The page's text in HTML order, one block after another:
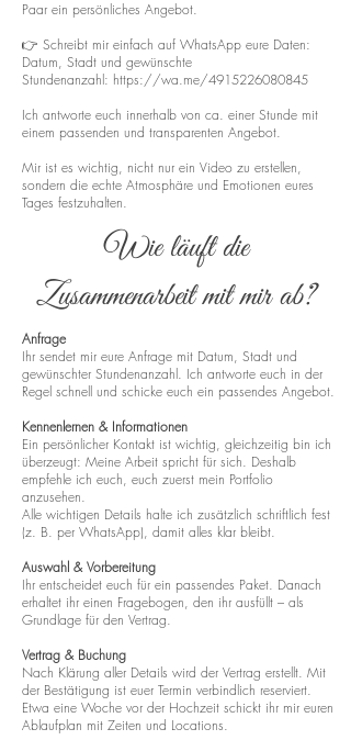
Paar ein persönliches Angebot.
👉 Schreibt mir einfach auf WhatsApp eure Daten:
Datum, Stadt und gewünschte
Stundenanzahl: https://wa.me/4915226080845
Ich antworte euch innerhalb von ca. einer Stunde mit
einem passenden und transparenten Angebot.
Mir ist es wichtig, nicht nur ein Video zu erstellen,
sondern die echte Atmosphäre und Emotionen eures
Tages festzuhalten.
Wie läuft die
Zusammenarbeit mit mir ab?
Anfrage
Ihr sendet mir eure Anfrage mit Datum, Stadt und
gewünschter Stundenanzahl. Ich antworte euch in der
Regel schnell und schicke euch ein passendes Angebot.
Kennenlernen & Informationen
Ein persönlicher Kontakt ist wichtig, gleichzeitig bin ich
überzeugt: Meine Arbeit spricht für sich. Deshalb
empfehle ich euch, euch zuerst mein Portfolio
anzusehen.
Alle wichtigen Details halte ich zusätzlich schriftlich fest
(z. B. per WhatsApp), damit alles klar bleibt.
Auswahl & Vorbereitung
Ihr entscheidet euch für ein passendes Paket. Danach
erhaltet ihr einen Fragebogen, den ihr ausfüllt – als
Grundlage für den Vertrag.
Vertrag & Buchung
Nach Klärung aller Details wird der Vertrag erstellt. Mit
der Bestätigung ist euer Termin verbindlich reserviert.
Etwa eine Woche vor der Hochzeit schickt ihr mir euren
Ablaufplan mit Zeiten und Locations.